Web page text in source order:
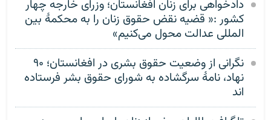
دادخواهی برای زنان افغانستان؛ وزرای خارجه چهار
کشور :« قضیه نقض حقوق زنان را به محکمهٔ بین
المللی عدالت محول می‌کنیم»
نگرانی از وضعیت حقوق بشری در افغانستان؛ ۹۰
نهاد، نامهٔ سرگشاده به شورای حقوق بشر فرستاده
اند